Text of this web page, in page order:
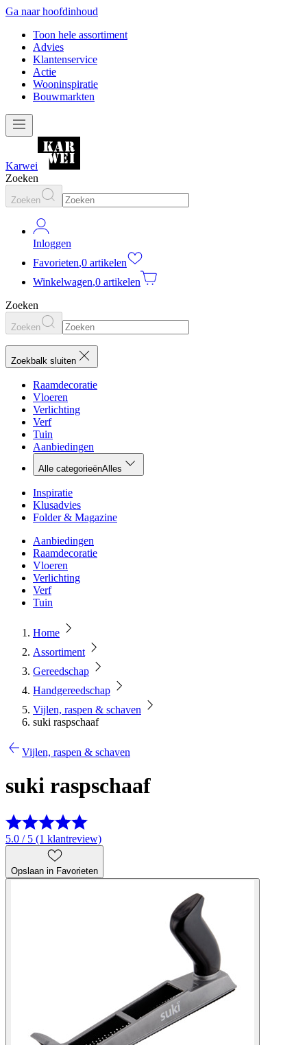
Ga naar hoofdinhoud
Toon hele assortiment
Advies
Klantenservice
Actie
Wooninspiratie
Bouwmarkten
Karwei
Zoeken
Zoeken
Inloggen
Favorieten,0 artikelen
Winkelwagen,0 artikelen
Zoeken
Zoeken
Zoekbalk sluiten
Raamdecoratie
Vloeren
Verlichting
Verf
Tuin
Aanbiedingen
Alle categorieënAlles
Inspiratie
Klusadvies
Folder & Magazine
Aanbiedingen
Raamdecoratie
Vloeren
Verlichting
Verf
Tuin
Home
Assortiment
Gereedschap
Handgereedschap
Vijlen, raspen & schaven
suki raspschaaf
Vijlen, raspen & schaven
suki raspschaaf
5.0 / 5 (1 klantreview)
Opslaan in Favorieten